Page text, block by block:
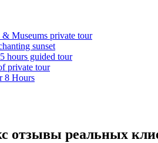
Museums private tour
sunset
hours guided tour
private tour
8 Hours
отзывы реальных